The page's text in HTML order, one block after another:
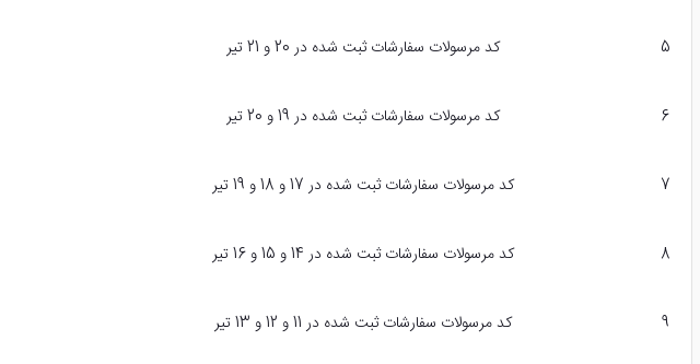
5 کد مرسولات سفارشات ثبت شده در 20 و 21 تیر
6 کد مرسولات سفارشات ثبت شده در 19 و 20 تیر
7 کد مرسولات سفارشات ثبت شده در 17 و 18 و 19 تیر
8 کد مرسولات سفارشات ثبت شده در 14 و 15 و 16 تیر
9 کد مرسولات سفارشات ثبت شده در 11 و 12 و 13 تیر